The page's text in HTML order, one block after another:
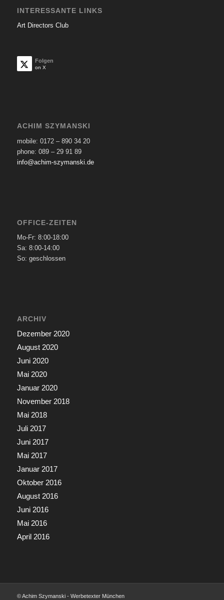
INTERESSANTE LINKS
Art Directors Club
Folgen
on X
ACHIM SZYMANSKI
mobile: 0172 – 890 34 20
phone: 089 – 29 91 89
info@achim-szymanski.de
OFFICE-ZEITEN
Mo-Fr: 8:00-18:00
Sa: 8:00-14:00
So: geschlossen
ARCHIV
Dezember 2020
August 2020
Juni 2020
Mai 2020
Januar 2020
November 2018
Mai 2018
Juli 2017
Juni 2017
Mai 2017
Januar 2017
Oktober 2016
August 2016
Juni 2016
Mai 2016
April 2016
© Achim Szymanski - Werbetexter München